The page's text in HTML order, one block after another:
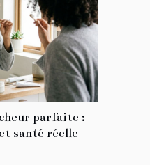
parfaite :
santé réelle